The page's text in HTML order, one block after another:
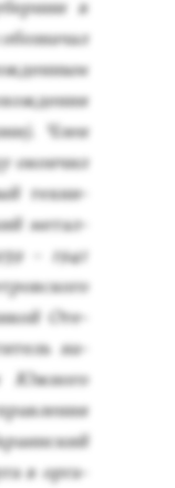
в
Член
окон­чил
тех­ни­
ме­тал­
– 1941
Оте­
на­
Юж­но­го
в ор­га­